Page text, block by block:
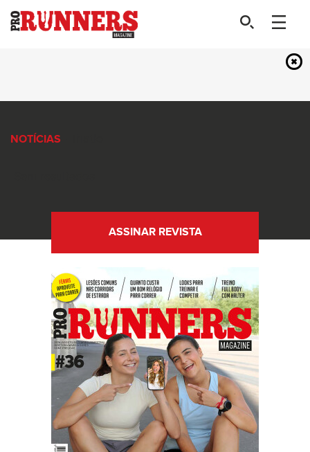
NOTÍCIAS
ASSINAR REVISTA